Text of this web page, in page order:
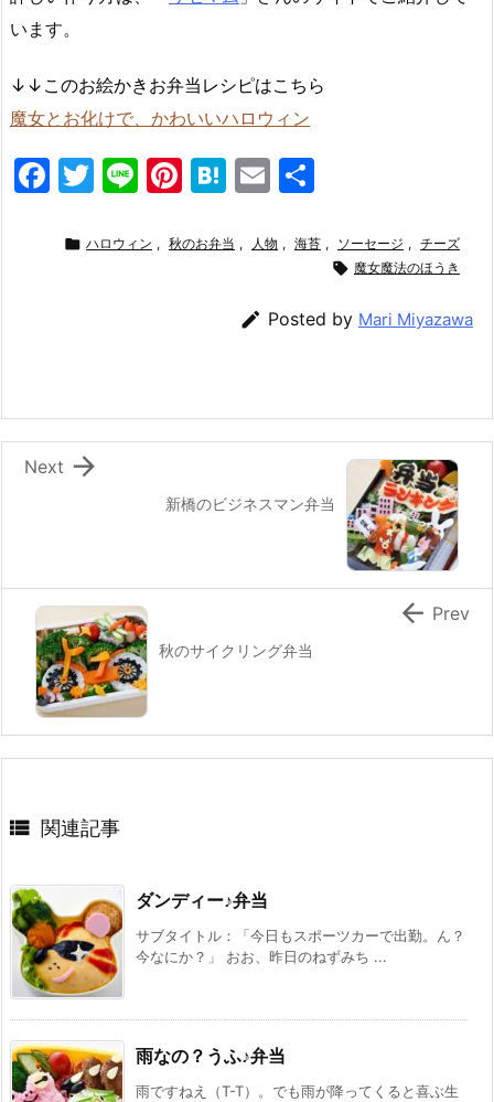
います。
↓↓このお絵かきお弁当レシピはこちら
魔女とお化けで、かわいいハロウィン
F
c
k
T
itt
Li
e
Pi
er
H
e
a
E
ai
 ハロウィン , 秋のお弁当 , 人物 , 海苔 , ソーセージ , チーズ
 魔女魔法のほうき
 Posted by Mari Miyazawa
新橋のビジネスマン弁当

Next
秋のサイクリング弁当
 Prev
 関連記事
ダンディー♪弁当
サブタイトル：「今日もスポーツカーで出勤。ん？
今なにか？」 おお、昨日のねずみち ...
雨なの？うふ♪弁当
雨ですねえ（T-T）。でも雨が降ってくると喜ぶ生